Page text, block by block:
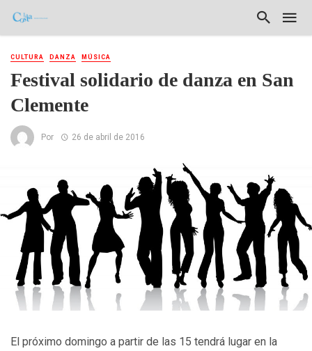
CULTURA DANZA MÚSICA
Festival solidario de danza en San
Clemente
Por 26 de abril de 2016
El próximo domingo a partir de las 15 tendrá lugar en la